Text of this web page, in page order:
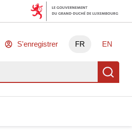
S'enregistrer FR EN